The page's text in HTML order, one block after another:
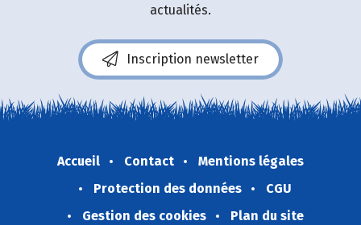
actualités.
Inscription newsletter
Accueil Contact
Mentions légales
Protection des données
CGU
Gestion des cookies
Plan du site